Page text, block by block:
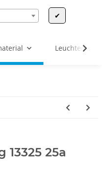
✔
Leuchten &
13325 25a